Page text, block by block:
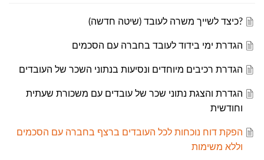
?כיצד לשייך משרה לעובד (שיטה חדשה)
הגדרת ימי בידוד לעובד בחברה עם הסכמים
הגדרת רכיבים מיוחדים ונסיעות בנתוני השכר של העובדים
הגדרת והצגת נתוני שכר של עובדים עם משכורת שעתית
וחודשית
הפקת דוח נוכחות לכל העובדים ברצף בחברה עם הסכמים
וללא משימות